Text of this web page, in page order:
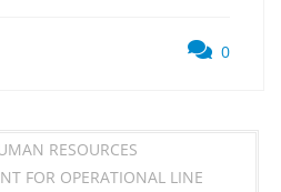
0
RESOURCES
FOR OPERATIONAL LINE